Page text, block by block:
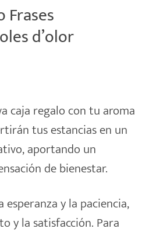
Frases
d’olor
caja regalo con tu aroma
tus estancias en un
aportando un
de bienestar.
esperanza y la paciencia,
y la satisfacción. Para